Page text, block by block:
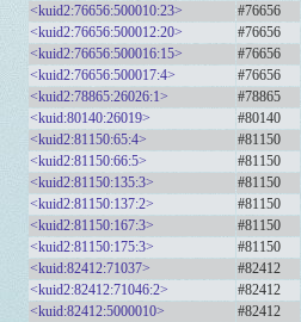
<kuid2:76656:500010:23>
#76656
<kuid2:76656:500012:20>
#76656
<kuid2:76656:500016:15>
#76656
<kuid2:76656:500017:4>
#76656
<kuid2:78865:26026:1>
#78865
<kuid:80140:26019>
#80140
<kuid2:81150:65:4>
#81150
<kuid2:81150:66:5>
#81150
<kuid2:81150:135:3>
#81150
<kuid2:81150:137:2>
#81150
<kuid2:81150:167:3>
#81150
<kuid2:81150:175:3>
#81150
<kuid:82412:71037>
#82412
<kuid2:82412:71046:2>
#82412
<kuid:82412:5000010>
#82412